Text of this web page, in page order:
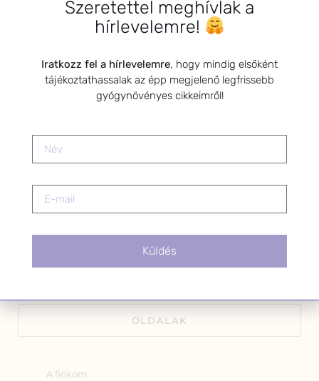
Kérlek a feliratkozáshoz fogadd el
az alábbi nyilatkozatot:
Adatkezelési tájékoztatóban
foglaltak szerint a HerbClinic
hírleveleket küldjön nekem.
A hírlevélről bármikor
OLDALAK
A fiókom
Szeretettel meghívlak a
hírlevelemre!
Iratkozz fel a hírlevelemre, hogy mindig elsőként
tájékoztathassalak az épp megjelenő legfrissebb
gyógynövényes cikkeimről!
Küldés